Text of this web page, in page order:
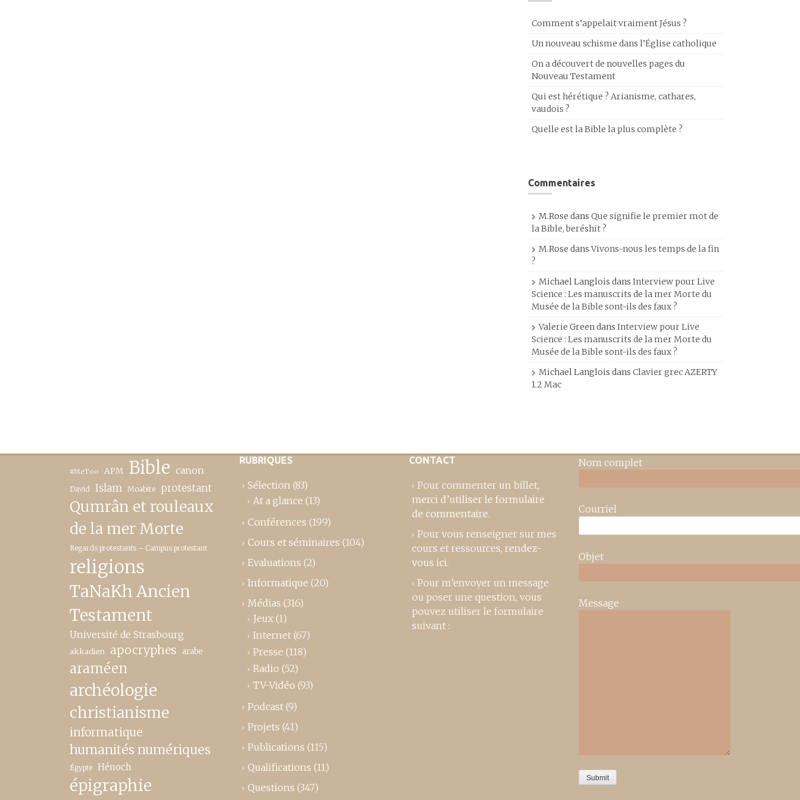
Comment s’appelait vraiment Jésus ?
Un nouveau schisme dans l’Église catholique
On a découvert de nouvelles pages du
Nouveau Testament
Qui est hérétique ? Arianisme, cathares,
vaudois ?
Quelle est la Bible la plus complète ?
Commentaires
M.Rose dans Que signifie le premier mot de
la Bible, beréshit ?
M.Rose dansVivons-nous les temps de la fin
?
Michael Langlois dans Interview pour Live
Science : Les manuscrits de la mer Morte du
Musée de la Bible sont-ils des faux ?
Valerie Greendans Interview pour Live
Science : Les manuscrits de la mer Morte du
Musée de la Bible sont-ils des faux ?
Michael Langlois dans Clavier grec AZERTY
1.2 Mac
#MeToo APM Bible canon
David Islam Moabite protestant
Qumrân et rouleaux
de la mer Morte
Regards protestants – Campus protestant
religions
TaNaKh Ancien
Testament
Université de Strasbourg
akkadien apocryphes arabe
araméen
archéologie
christianisme
informatique
humanités numériques
Égypte Hénoch
épigraphie
RUBRIQUES
Sélection (83)
At a glance (13)
Conférences (199)
Cours et séminaires (104)
Evaluations (2)
Informatique (20)
Médias (316)
Jeux (1)
Internet (67)
Presse (118)
Radio (52)
TV-Vidéo (93)
Podcast (9)
Projets (41)
Publications (115)
Qualifications (11)
Questions (347)
CONTACT
Pour commenter un billet,
merci d’utiliser le formulaire
de commentaire.
Pour vous renseigner sur mes
cours et ressources, rendez-
vous ici.
Pour m’envoyer un message
ou poser une question, vous
pouvez utiliser le formulaire
suivant :
Nom complet
Courriel
Objet
Message